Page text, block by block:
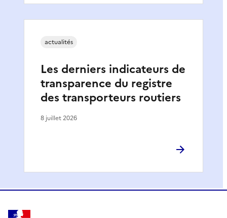
Les derniers indicateurs de
transparence du registre
des transporteurs routiers
actualités
8 juillet 2026